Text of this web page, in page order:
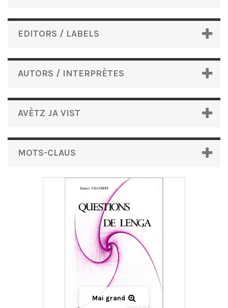
EDITORS / LABELS
AUTORS / INTERPRÈTES
AVÈTZ JA VIST
MOTS-CLAUS
Mai grand